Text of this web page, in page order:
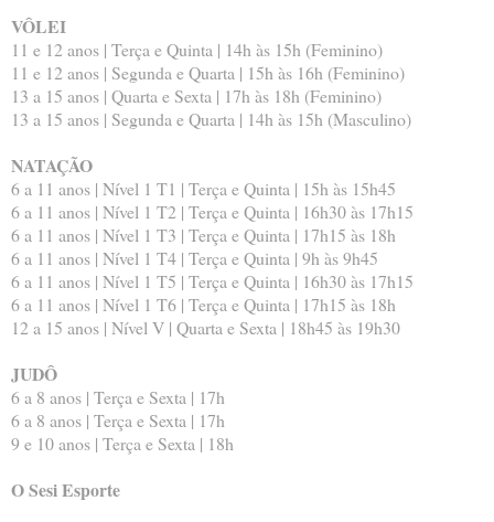
VÔLEI
11 e 12 anos | Terça e Quinta | 14h às 15h (Feminino)
11 e 12 anos | Segunda e Quarta | 15h às 16h (Feminino)
13 a 15 anos | Quarta e Sexta | 17h às 18h (Feminino)
13 a 15 anos | Segunda e Quarta | 14h às 15h (Masculino)
NATAÇÃO
6 a 11 anos | Nível 1 T1 | Terça e Quinta | 15h às 15h45
6 a 11 anos | Nível 1 T2 | Terça e Quinta | 16h30 às 17h15
6 a 11 anos | Nível 1 T3 | Terça e Quinta | 17h15 às 18h
6 a 11 anos | Nível 1 T4 | Terça e Quinta | 9h às 9h45
6 a 11 anos | Nível 1 T5 | Terça e Quinta | 16h30 às 17h15
6 a 11 anos | Nível 1 T6 | Terça e Quinta | 17h15 às 18h
12 a 15 anos | Nível V | Quarta e Sexta | 18h45 às 19h30
JUDÔ
6 a 8 anos | Terça e Sexta | 17h
6 a 8 anos | Terça e Sexta | 17h
9 e 10 anos | Terça e Sexta | 18h
O Sesi Esporte